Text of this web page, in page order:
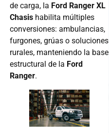
de carga, la Ford Ranger XL
Chasis habilita múltiples
conversiones: ambulancias,
furgones, grúas o soluciones
rurales, manteniendo la base
estructural de la Ford
Ranger.